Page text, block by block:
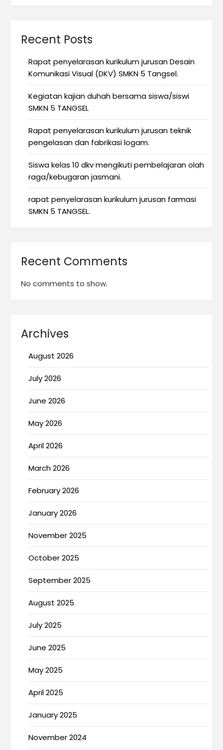
Recent Posts
Rapat penyelarasan kurikulum jurusan Desain
Komunikasi Visual (DKV) SMKN 5 Tangsel.
Kegiatan kajian duhah bersama siswa/siswi
SMKN 5 TANGSEL
Rapat penyelarasan kurikulum jurusan teknik
pengelasan dan fabrikasi logam.
Siswa kelas 10 dkv mengikuti pembelajaran olah
raga/kebugaran jasmani.
rapat penyelarasan kurikulum jurusan farmasi
SMKN 5 TANGSEL.
Recent Comments
No comments to show.
Archives
August 2026
July 2026
June 2026
May 2026
April 2026
March 2026
February 2026
January 2026
November 2025
October 2025
September 2025
August 2025
July 2025
June 2025
May 2025
April 2025
January 2025
November 2024